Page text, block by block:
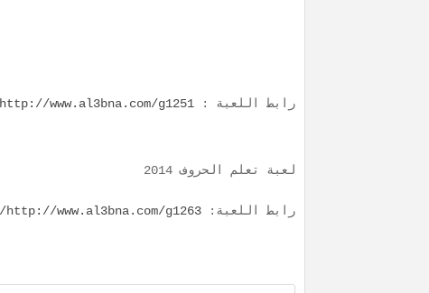
رابط اللعبة : http://www.al3bna.com/g1251/
لعبة تعلم الحروف 2014
رابط اللعبة: http://www.al3bna.com/g1263/